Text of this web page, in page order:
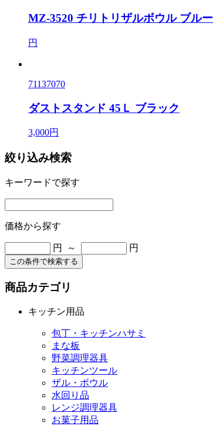
MZ-3520 チリトリザルボウル ブルー
円
71137070
ダストスタンド 45Ｌ ブラック
3,000円
絞り込み検索
キーワードで探す
価格から探す
円 ～ 円
この条件で検索する
商品カテゴリ
キッチン用品
包丁・キッチンハサミ
まな板
野菜調理器具
キッチンツール
ザル・ボウル
水回り品
レンジ調理器具
お菓子用品